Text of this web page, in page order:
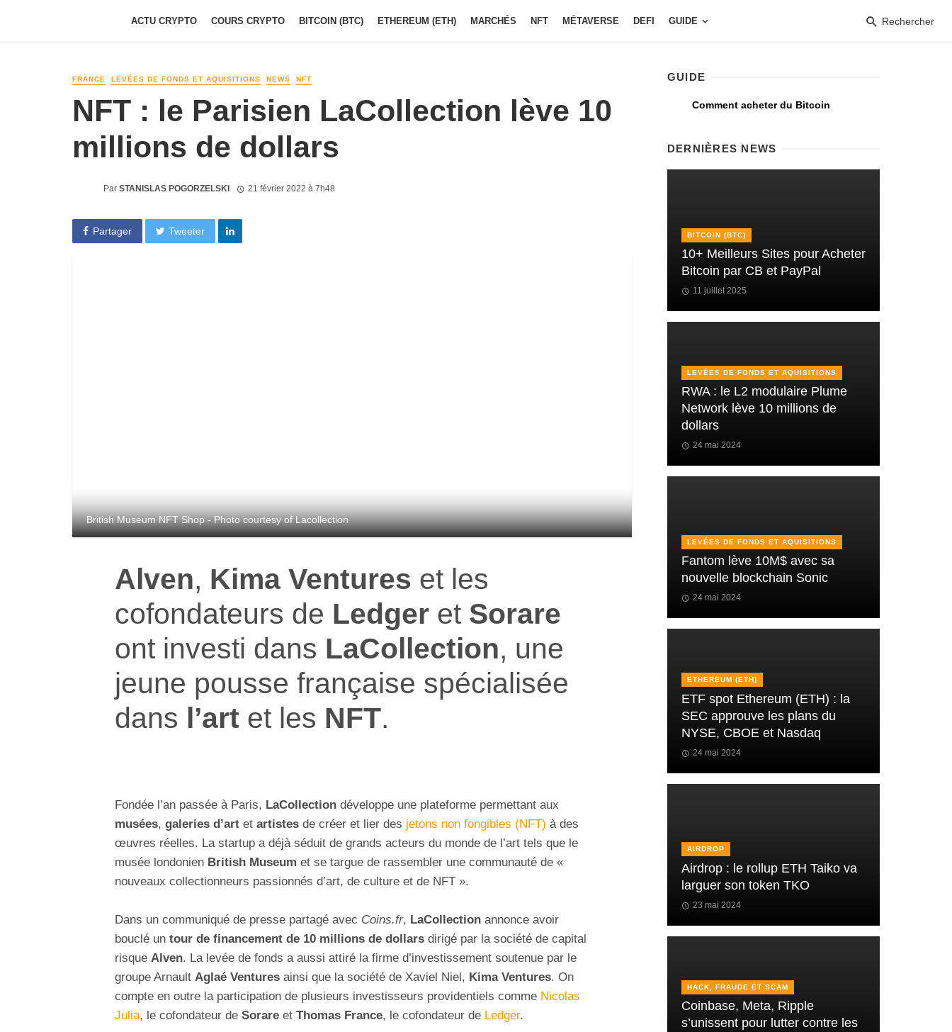
ACTU CRYPTO COURS CRYPTO BITCOIN (BTC) ETHEREUM (ETH) MARCHÉS NFT MÉTAVERSE DEFI GUIDE Rechercher
FRANCE LEVÉES DE FONDS ET AQUISITIONS NEWS NFT
NFT : le Parisien LaCollection lève 10
millions de dollars
Par STANISLAS POGORZELSKI 21 février 2022 à 7h48
Partager Tweeter
British Museum NFT Shop - Photo courtesy of Lacollection
Alven, Kima Ventures et les
cofondateurs de Ledger et Sorare
ont investi dans LaCollection, une
jeune pousse française spécialisée
dans l’art et les NFT.
Fondée l’an passée à Paris, LaCollection développe une plateforme permettant aux
musées, galeries d’art et artistes de créer et lier des jetons non fongibles (NFT) à des
œuvres réelles. La startup a déjà séduit de grands acteurs du monde de l’art tels que le
musée londonien British Museum et se targue de rassembler une communauté de «
nouveaux collectionneurs passionnés d’art, de culture et de NFT ».
Dans un communiqué de presse partagé avec Coins.fr, LaCollection annonce avoir
bouclé un tour de financement de 10 millions de dollars dirigé par la société de capital
risque Alven. La levée de fonds a aussi attiré la firme d’investissement soutenue par le
groupe Arnault Aglaé Ventures ainsi que la société de Xaviel Niel, Kima Ventures. On
compte en outre la participation de plusieurs investisseurs providentiels comme Nicolas
Julia, le cofondateur de Sorare et Thomas France, le cofondateur de Ledger.
GUIDE
Comment acheter du Bitcoin
DERNIÈRES NEWS
BITCOIN (BTC)
10+ Meilleurs Sites pour Acheter
Bitcoin par CB et PayPal
11 juillet 2025
LEVÉES DE FONDS ET AQUISITIONS
RWA : le L2 modulaire Plume
Network lève 10 millions de
dollars
24 mai 2024
LEVÉES DE FONDS ET AQUISITIONS
Fantom lève 10M$ avec sa
nouvelle blockchain Sonic
24 mai 2024
ETHEREUM (ETH)
ETF spot Ethereum (ETH) : la
SEC approuve les plans du
NYSE, CBOE et Nasdaq
24 mai 2024
AIRDROP
Airdrop : le rollup ETH Taiko va
larguer son token TKO
23 mai 2024
HACK, FRAUDE ET SCAM
Coinbase, Meta, Ripple
s’unissent pour lutter contre les